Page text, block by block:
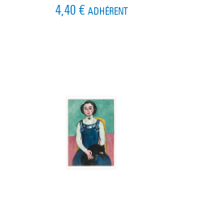
4,40 € ADHÉRENT